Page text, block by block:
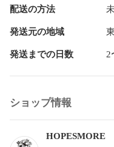
配送の方法
発送元の地域
発送までの日数 2
ショップ情報
HOPESMORE